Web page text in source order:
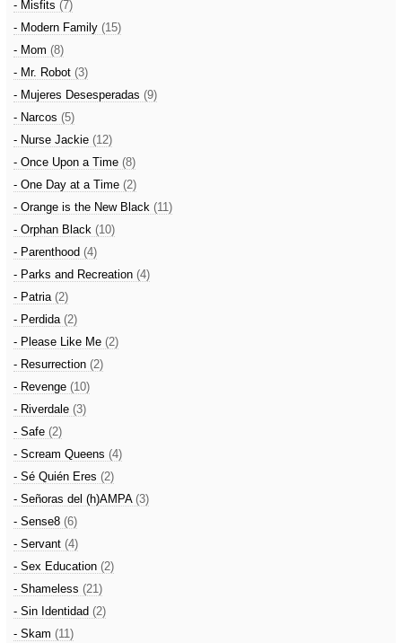
- Misfits (7)
- Modern Family (15)
- Mom (8)
- Mr. Robot (3)
- Mujeres Desesperadas (9)
- Narcos (5)
- Nurse Jackie (12)
- Once Upon a Time (8)
- One Day at a Time (2)
- Orange is the New Black (11)
- Orphan Black (10)
- Parenthood (4)
- Parks and Recreation (4)
- Patria (2)
- Perdida (2)
- Please Like Me (2)
- Resurrection (2)
- Revenge (10)
- Riverdale (3)
- Safe (2)
- Scream Queens (4)
- Sé Quién Eres (2)
- Señoras del (h)AMPA (3)
- Sense8 (6)
- Servant (4)
- Sex Education (2)
- Shameless (21)
- Sin Identidad (2)
- Skam (11)